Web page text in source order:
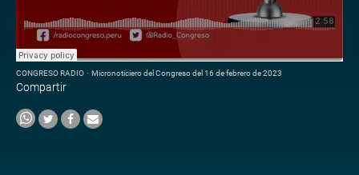
CONGRESO RADIO · Micronoticiero del Congreso del 16 de febrero de 2023
Compartir